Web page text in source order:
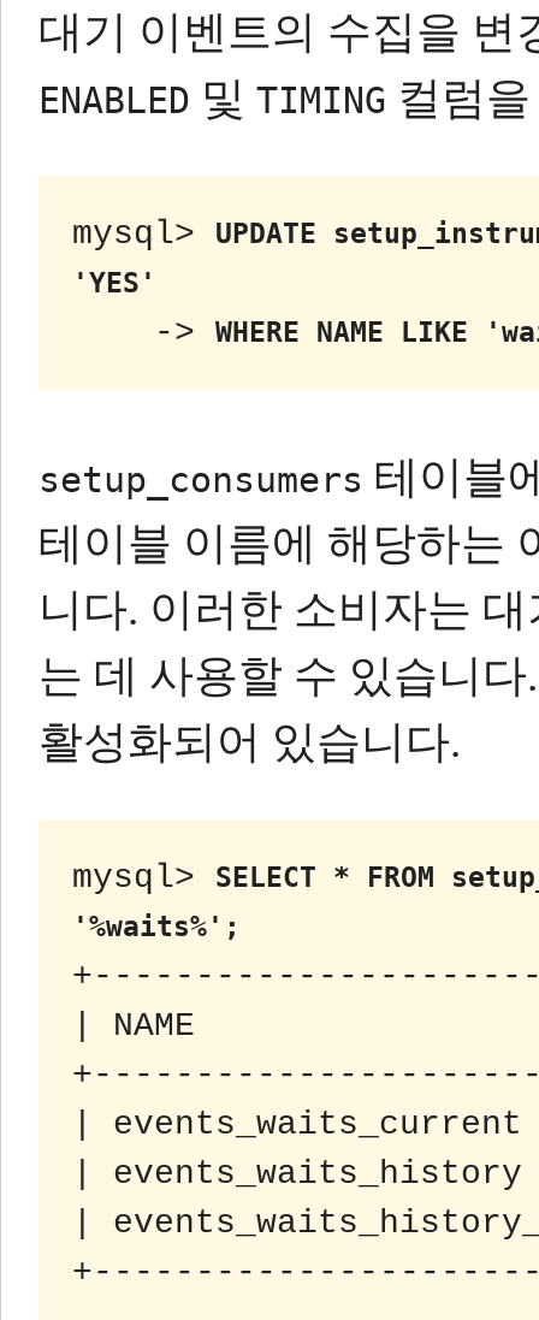
대기 이벤트의 수집을 변
ENABLED 및 TIMING 컬럼
mysql>
UPDATE
'YES'
    ->
WHERE NAME
setup_consumers 테이블
테이블 이름에 해당하는
니다. 이러한 소비자는
는 데 사용할 수 있습니다.
활성화되어 있습니다.
mysql>
SELECT * FROM
'%waits%';
| NAME
|
|
|